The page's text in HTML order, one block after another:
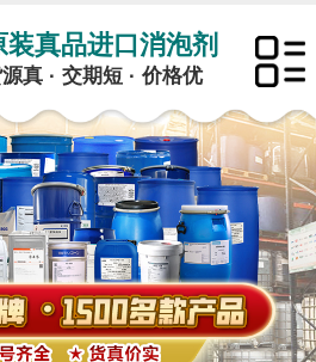
装真品进口消泡剂
真 · 交期短 · 价格优